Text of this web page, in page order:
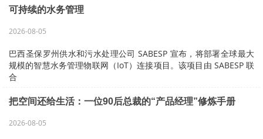
可持续的水务管理
2026-08-05
巴西圣保罗州供水和污水处理公司 SABESP 宣布，将部署全球最大
规模的智慧水务管理物联网（IoT）连接项目。该项目由 SABESP 联
合
把空间还给生活：一位90后总裁的“产品经理”修炼手册
2026-08-05